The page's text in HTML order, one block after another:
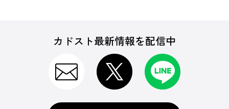
カドスト最新情報を配信中